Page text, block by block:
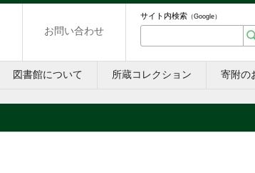
お問い合わせ
サイト内検索 （Google）
図書館について 所蔵コレクション 寄附の